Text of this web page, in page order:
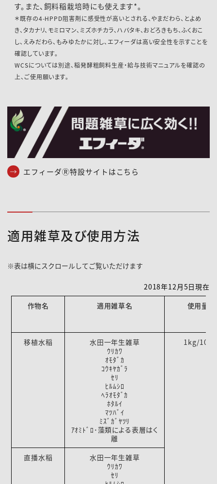
す。また、飼料稲栽培時にも使えます*。
＊既存の4-HPPD阻害剤に感受性が高いとされる、やまだわら、とよめ
き、タカナリ、モミロマン、ミズホチカラ、ハバタキ、おどろきもち、ふくおこ
し、えみだわら、もみゆたかに対し、エフィーダは高い安全性を示すことを
確認しています。
WCSについては別途、稲発酵粗飼料生産・給与技術マニュアルを確認の
上、ご使用願います。
エフィーダⓇ特設サイトはこちら
適用雑草及び使用方法
2018年12月5日現在
作物名
適用雑草名 使用量
移植水稲
水田一年生雑草
ｳﾘｶﾜ
ｵﾓﾀﾞｶ
ｺｳｷﾔｶﾞﾗ
ｾﾘ
ﾋﾙﾑｼﾛ
ﾍﾗｵﾓﾀﾞｶ
ﾎﾀﾙｲ
ﾏﾂﾊﾞｲ
ﾐｽﾞｶﾞﾔﾂﾘ
ｱｵﾐﾄﾞﾛ･藻類による表層はく
離
1kg/10a
直播水稲
水田一年生雑草
ｳﾘｶﾜ
ｾﾘ